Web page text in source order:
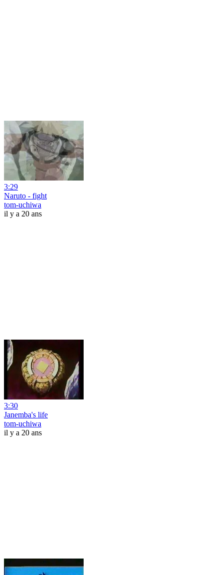
3:29
Naruto - fight
tom-uchiwa
il y a 20 ans
3:30
Janemba's life
tom-uchiwa
il y a 20 ans